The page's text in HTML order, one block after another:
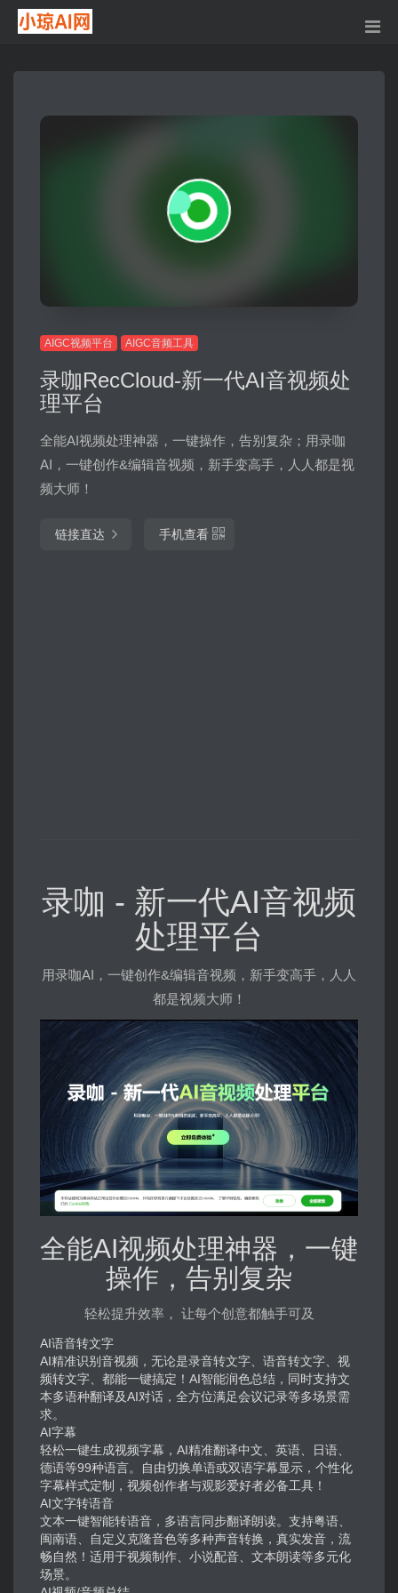
AIGC视频平台 AIGC音频工具
录咖RecCloud-新一代AI音视频处
理平台
全能AI视频处理神器，一键操作，告别复杂；用录咖
AI，一键创作&编辑音视频，新手变高手，人人都是视
频大师！
链接直达 手机查看
录咖 - 新一代AI音视频
处理平台
用录咖AI，一键创作&编辑音视频，新手变高手，人人
都是视频大师！
全能AI视频处理神器 ，一键
操作，告别复杂
轻松提升效率， 让每个创意都触手可及
AI语音转文字
AI精准识别音视频，无论是录音转文字、语音转文字、视
频转文字、都能一键搞定！AI智能润色总结，同时支持文
本多语种翻译及AI对话，全方位满足会议记录等多场景需
求。
AI字幕
轻松一键生成视频字幕，AI精准翻译中文、英语、日语、
德语等99种语言。自由切换单语或双语字幕显示，个性化
字幕样式定制，视频创作者与观影爱好者必备工具！
AI文字转语音
文本一键智能转语音，多语言同步翻译朗读。支持粤语、
闽南语、自定义克隆音色等多种声音转换，真实发音，流
畅自然！适用于视频制作、小说配音、文本朗读等多元化
场景。